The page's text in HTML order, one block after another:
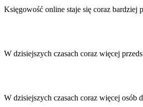
Księgowość online staje się coraz
W dzisiejszych czasach coraz więcej
W dzisiejszych czasach coraz więcej